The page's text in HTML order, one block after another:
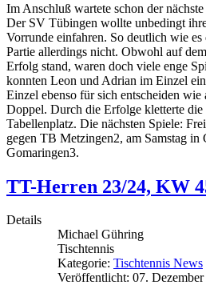
Im Anschluß wartete schon der
Der SV Tübingen wollte unbedingt
Vorrunde einfahren. So deutlich wie
Partie allerdings nicht. Obwohl auf
Erfolg stand, waren doch viele enge
konnten Leon und Adrian im Einzel
Einzel ebenso für sich entscheiden
Doppel. Durch die Erfolge kletterte die
Tabellenplatz. Die nächsten Spiele:
gegen TB Metzingen2, am Samstag
Gomaringen3.
TT-Herren 23/24, KW
Details
Michael Gühring
Tischtennis
Kategorie: Tischtennis News
Veröffentlicht: 07.